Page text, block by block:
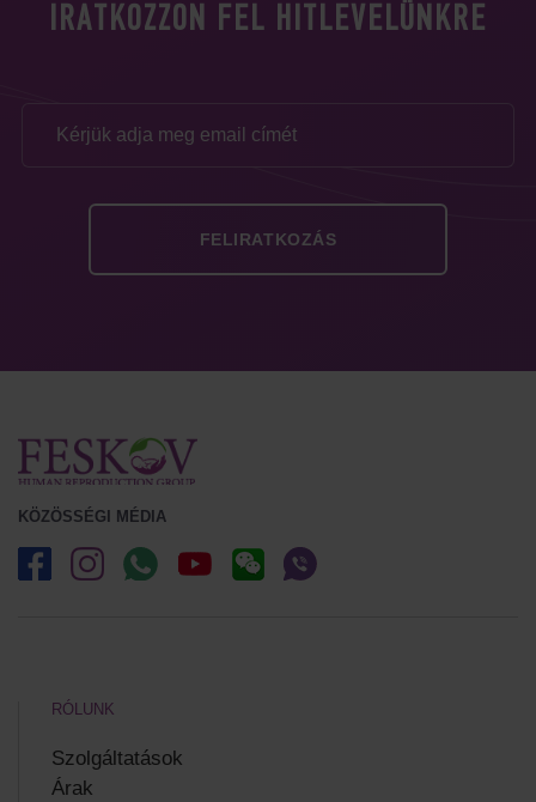
IRATKOZZON FEL HITLEVELÜNKRE
KÖZÖSSÉGI MÉDIA
RÓLUNK
Szolgáltatások
Árak